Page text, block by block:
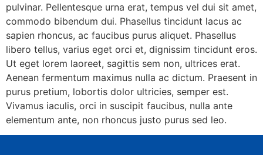
pulvinar. Pellentesque urna erat, tempus vel dui sit amet,
commodo bibendum dui. Phasellus tincidunt lacus ac
sapien rhoncus, ac faucibus purus aliquet. Phasellus
libero tellus, varius eget orci et, dignissim tincidunt eros.
Ut eget lorem laoreet, sagittis sem non, ultrices erat.
Aenean fermentum maximus nulla ac dictum. Praesent in
purus pretium, lobortis dolor ultricies, semper est.
Vivamus iaculis, orci in suscipit faucibus, nulla ante
elementum ante, non rhoncus justo purus sed leo.